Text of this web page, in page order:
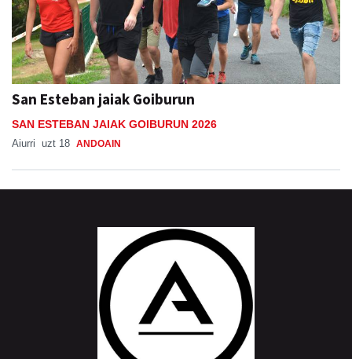
San Esteban jaiak Goiburun
SAN ESTEBAN JAIAK GOIBURUN 2026
Aiurri uzt 18 ANDOAIN